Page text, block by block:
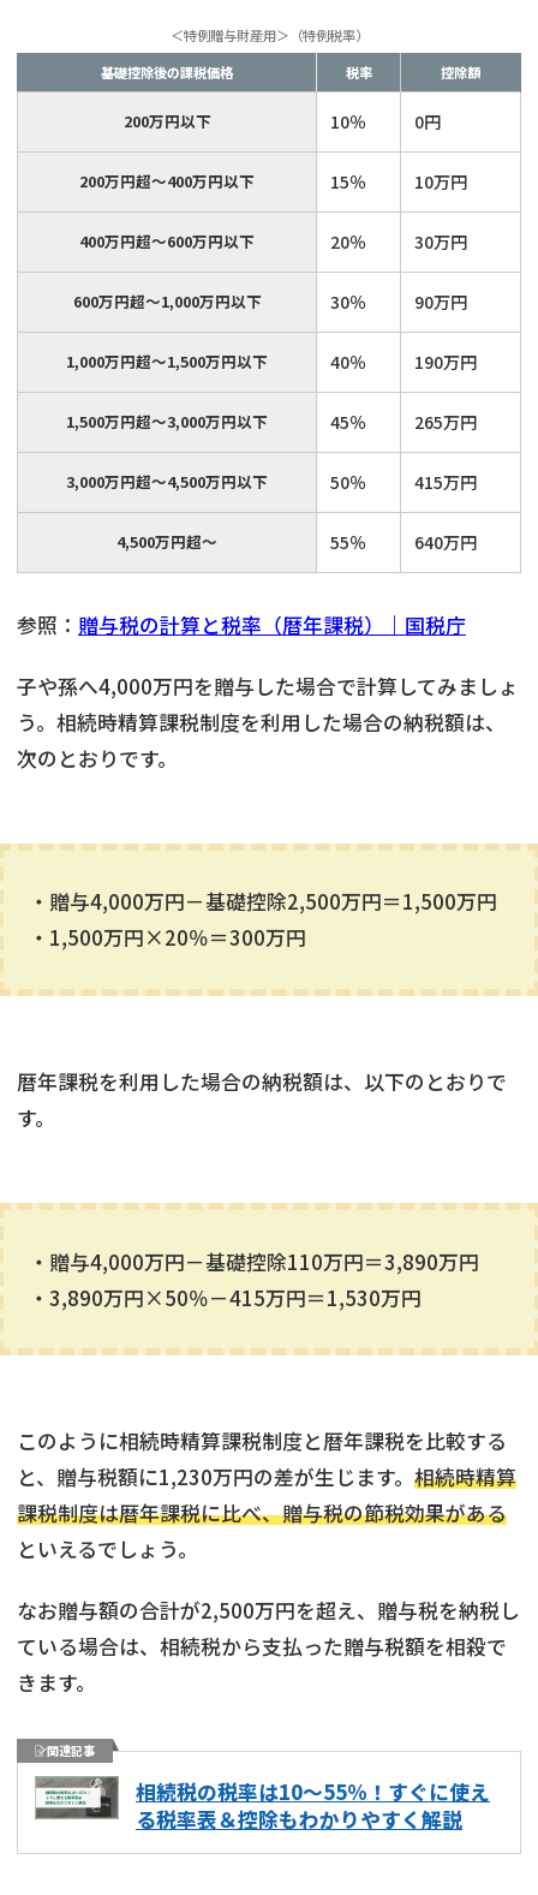
＜特例贈与財産用＞（特例税率）
基礎控除後の課税価格
税率 控除額
200万円以下 10％ 0円
200万円超～400万円以下 15％ 10万円
400万円超～600万円以下 20％ 30万円
600万円超～1,000万円以下 30％ 90万円
1,000万円超～1,500万円以下 40％ 190万円
1,500万円超～3,000万円以下 45％ 265万円
3,000万円超～4,500万円以下 50％ 415万円
4,500万円超～ 55％ 640万円
参照： 贈与税の計算と税率（暦年課税）｜国税庁
子や孫へ4,000万円を贈与した場合で計算してみましょ
う。相続時精算課税制度を利用した場合の納税額は、
次のとおりです。
・贈与4,000万円－基礎控除2,500万円＝1,500万円
・1,500万円×20％＝300万円
暦年課税を利用した場合の納税額は、以下のとおりで
す。
・贈与4,000万円－基礎控除110万円＝3,890万円
・3,890万円×50％－415万円＝1,530万円
このように相続時精算課税制度と暦年課税を比較する
と、贈与税額に1,230万円の差が生じます。 相続時精算
課税制度は暦年課税に比べ、贈与税の節税効果がある
といえるでしょう。
なお贈与額の合計が2,500万円を超え、贈与税を納税し
ている場合は、相続税から支払った贈与税額を相殺で
きます。
関連記事
相続税の税率は10～55％！すぐに使え
る税率表＆控除もわかりやすく解説